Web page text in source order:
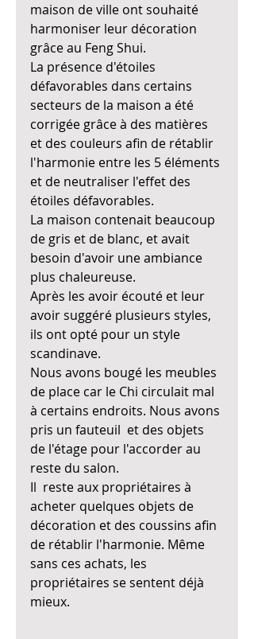
maison de ville ont souhaité
harmoniser leur décoration
grâce au Feng Shui.
La présence d'étoiles
défavorables dans certains
secteurs de la maison a été
corrigée grâce à des matières
et des couleurs afin de rétablir
l'harmonie entre les 5 éléments
et de neutraliser l'effet des
étoiles défavorables.
La maison contenait beaucoup
de gris et de blanc, et avait
besoin d'avoir une ambiance
plus chaleureuse.
Après les avoir écouté et leur
avoir suggéré plusieurs styles,
ils ont opté pour un style
scandinave.
Nous avons bougé les meubles
de place car le Chi circulait mal
à certains endroits. Nous avons
pris un fauteuil  et des objets
de l'étage pour l'accorder au
reste du salon.
Il  reste aux propriétaires à
acheter quelques objets de
décoration et des coussins afin
de rétablir l'harmonie. Même
sans ces achats, les
propriétaires se sentent déjà
mieux.